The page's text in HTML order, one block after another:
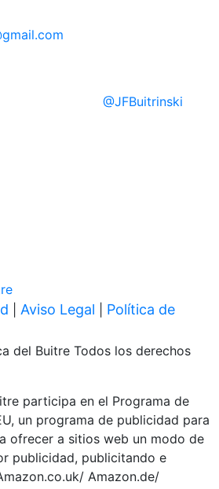
@JFBuitrinski
Aviso Legal
Política de
del Buitre Todos los derechos
participa en el Programa de
un programa de publicidad para
ofrecer a sitios web un modo de
publicidad, publicitando e
Amazon.de/